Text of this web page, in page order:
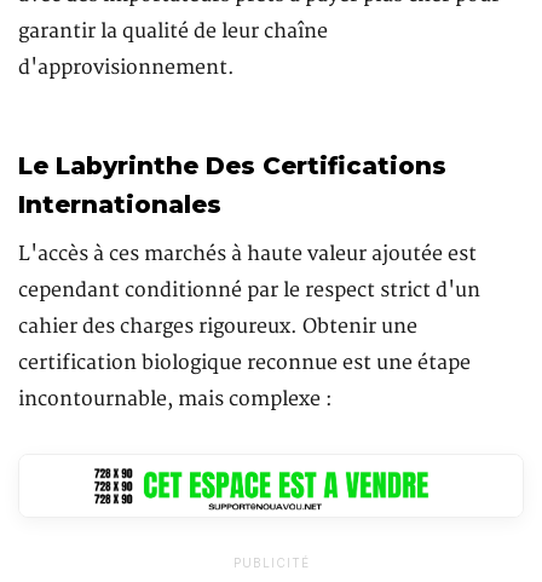
garantir la qualité de leur chaîne
d'approvisionnement.
Le Labyrinthe Des Certifications
Internationales
L'accès à ces marchés à haute valeur ajoutée est
cependant conditionné par le respect strict d'un
cahier des charges rigoureux. Obtenir une
certification biologique reconnue est une étape
incontournable, mais complexe :
PUBLICITÉ